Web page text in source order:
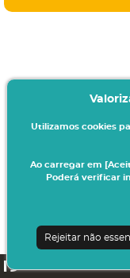
Utilizamos cookies
Ao carregar em
Poderá verificar
Rejeitar não